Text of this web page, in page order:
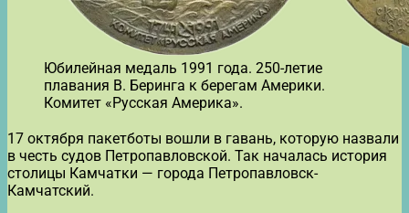
Юбилейная медаль 1991 года. 250-летие
плавания В. Беринга к берегам Америки.
Комитет «Русская Америка».
17 октября пакетботы вошли в гавань, которую назвали
в честь судов Петропавловской. Так началась история
столицы Камчатки — города Петропавловск-
Камчатский.